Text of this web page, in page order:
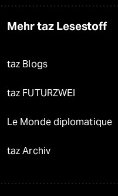
Mehr taz Lesestoff
taz Blogs
taz FUTURZWEI
Le Monde diplomatique
taz Archiv